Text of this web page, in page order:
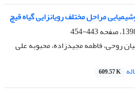
مراحل مختلف رویانزایی گیاه قیچ
443-454
روحی، فاطمه مجیدزاده، محبوبه علی
609.57 K